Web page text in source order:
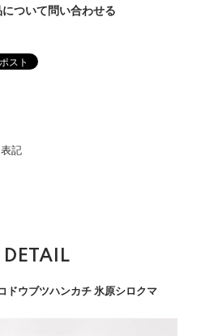
ついて問い合わせる
記
DETAIL
ウブツハンカチ 氷原シロクマ